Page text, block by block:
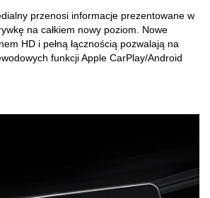
przenosi informacje prezentowane w
na całkiem nowy poziom. Nowe
HD i pełną łącznością pozwalają na
funkcji Apple CarPlay/Android